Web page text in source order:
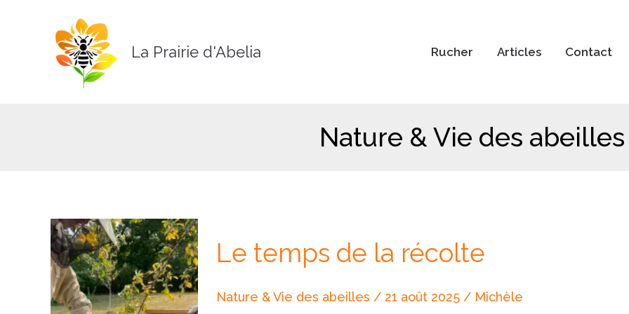
La Prairie d'Abelia Rucher Articles Contact
Nature & Vie des abeilles
Le temps de la récolte
Nature & Vie des abeilles / 21 août 2025 / Michèle
temps
de
récolte